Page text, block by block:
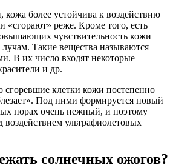
кожа более устойчива к воздействию
«сгорают» реже. Кроме того, есть
чувствительность кожи
Такие вещества называются
В их число входят некоторые
и др.
клетки кожи постепенно
Под ними формируется новый
порах очень нежный, и поэтому
воздействием ультрафиолетовых
солнечных ожогов?